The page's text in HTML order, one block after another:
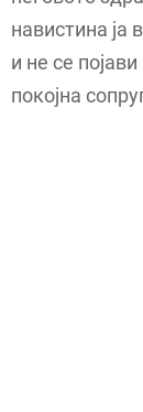
навистина ја
и не се
покојна